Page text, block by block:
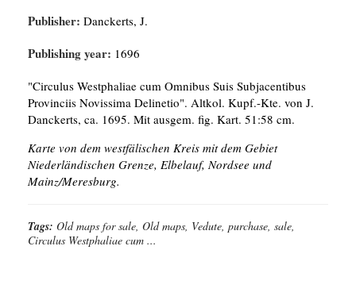
Publisher: Danckerts, J.
Publishing year: 1696
"Circulus Westphaliae cum Omnibus Suis Subjacentibus
Provinciis Novissima Delinetio". Altkol. Kupf.-Kte. von J.
Danckerts, ca. 1695. Mit ausgem. fig. Kart. 51:58 cm.
Karte von dem westfälischen Kreis mit dem Gebiet
Niederländischen Grenze, Elbelauf, Nordsee und
Mainz/Meresburg.
Tags: Old maps for sale, Old maps, Vedute, purchase, sale,
Circulus Westphaliae cum ...